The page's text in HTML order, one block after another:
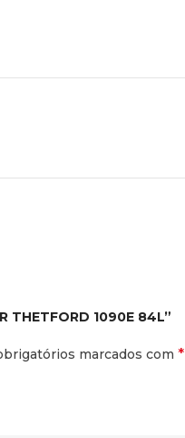
THETFORD 1090E 84L”
marcados com *